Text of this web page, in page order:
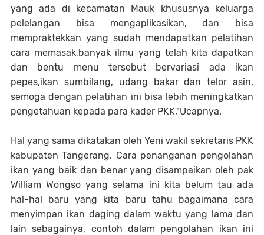
yang ada di kecamatan Mauk khususnya keluarga
pelelangan bisa mengaplikasikan, dan bisa
mempraktekkan yang sudah mendapatkan pelatihan
cara memasak,banyak ilmu yang telah kita dapatkan
dan bentu menu tersebut bervariasi ada ikan
pepes,ikan sumbilang, udang bakar dan telor asin,
semoga dengan pelatihan ini bisa lebih meningkatkan
pengetahuan kepada para kader PKK,"Ucapnya.
Hal yang sama dikatakan oleh Yeni wakil sekretaris PKK
kabupaten Tangerang, Cara penanganan pengolahan
ikan yang baik dan benar yang disampaikan oleh pak
William Wongso yang selama ini kita belum tau ada
hal-hal baru yang kita baru tahu bagaimana cara
menyimpan ikan daging dalam waktu yang lama dan
lain sebagainya, contoh dalam pengolahan ikan ini